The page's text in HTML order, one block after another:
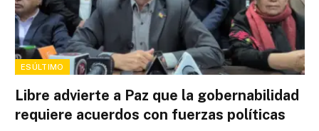
ESÚLTIMO
Libre advierte a Paz que la gobernabilidad
requiere acuerdos con fuerzas políticas